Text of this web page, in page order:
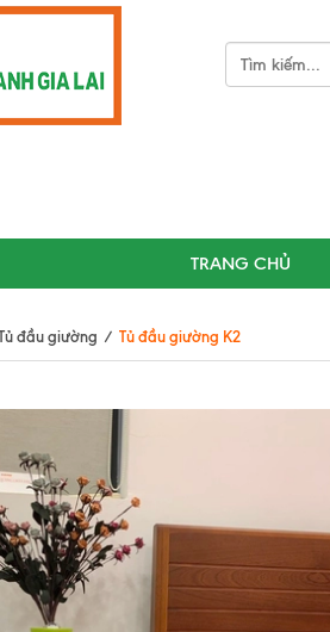
TRANG CHỦ
đầu giường / Tủ đầu giường K2